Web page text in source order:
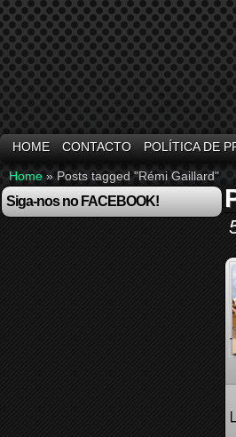
HOME CONTACTO POLÍTICA DE
Home » Posts tagged "Rémi Gaillard"
Siga-nos no FACEBOOK!